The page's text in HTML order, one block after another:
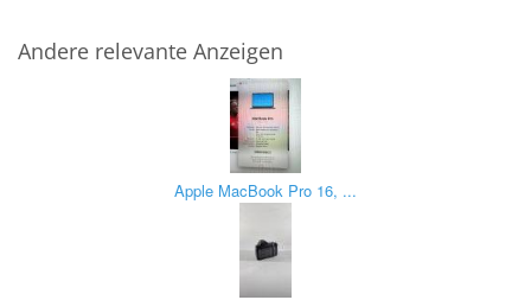
Andere relevante Anzeigen
Apple MacBook Pro 16, ...